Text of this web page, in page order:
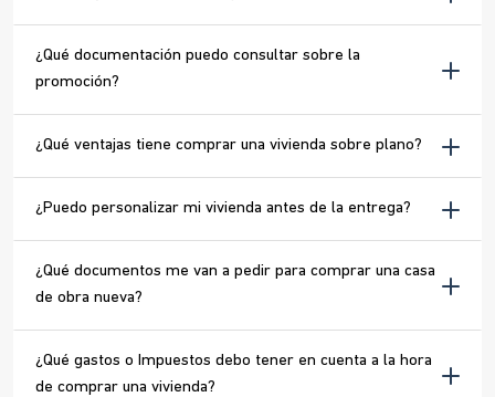
¿Qué documentación puedo consultar sobre la
promoción?
¿Qué ventajas tiene comprar una vivienda sobre plano?
¿Puedo personalizar mi vivienda antes de la entrega?
¿Qué documentos me van a pedir para comprar una casa
de obra nueva?
¿Qué gastos o Impuestos debo tener en cuenta a la hora
de comprar una vivienda?